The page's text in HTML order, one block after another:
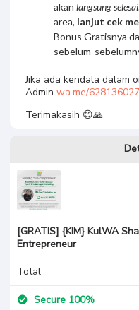
akan langsung selesai
area, lanjut cek
Bonus Gratisnya
sebelum-
Jika ada kendala dalam
Admin wa.me/
Terimakasih 😊🙏
[GRATIS] {KIM} KulWA
Entrepreneur
Total
Secure 100%